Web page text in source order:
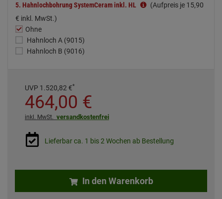
5. Hahnlochbohrung SystemCeram inkl. HL (Aufpreis je 15,90
€ inkl. MwSt.)
Ohne
Hahnloch A (9015)
Hahnloch B (9016)
UVP 1.520,82 €*
464,00 €
inkl. MwSt. versandkostenfrei
Lieferbar ca. 1 bis 2 Wochen ab Bestellung
In den Warenkorb